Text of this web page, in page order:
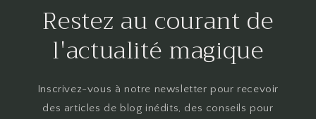
Restez au courant de
l'actualité magique
Inscrivez-vous à notre newsletter pour recevoir
des articles de blog inédits, des conseils pour